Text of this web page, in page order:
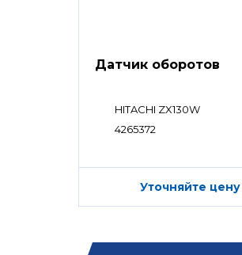
Датчик оборотов
HITACHI ZX130W
4265372
Уточняйте цену